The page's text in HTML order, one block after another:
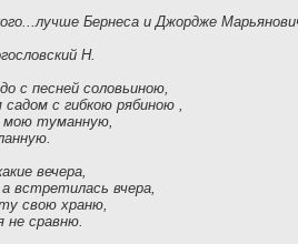
Бернеса и Джордже
Н.
с песней соловьиною,
с гибкою рябиною ,
мою туманную,
вечера,
встретилась вчера,
свою храню,
не сравню.